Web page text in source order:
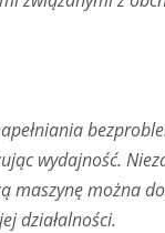
wydajność.
maszynę można
działalności.